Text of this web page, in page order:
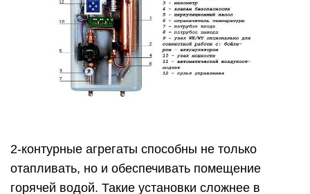
2-контурные агрегаты способны не только
отапливать, но и обеспечивать помещение
горячей водой. Такие установки сложнее в